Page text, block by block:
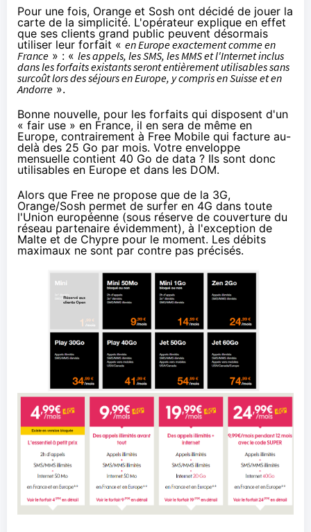
Pour une fois, Orange et Sosh ont décidé de jouer la
carte de la simplicité. L'opérateur explique en effet
que ses clients grand public peuvent désormais
utiliser leur forfait « en Europe exactement comme en
France » : « les appels, les SMS, les MMS et l'Internet inclus
dans les forfaits existants seront entièrement utilisables sans
surcoût lors des séjours en Europe, y compris en Suisse et en
Andorre ».
Bonne nouvelle, pour les forfaits qui disposent d'un
« fair use » en France, il en sera de même en
Europe, contrairement à Free Mobile qui facture au-
delà des 25 Go par mois. Votre enveloppe
mensuelle contient 40 Go de data ? Ils sont donc
utilisables en Europe et dans les DOM.
Alors que Free ne propose que de la 3G,
Orange/Sosh permet de surfer en 4G dans toute
l'Union européenne (sous réserve de couverture du
réseau partenaire évidemment), à l'exception de
Malte et de Chypre pour le moment. Les débits
maximaux ne sont par contre pas précisés.